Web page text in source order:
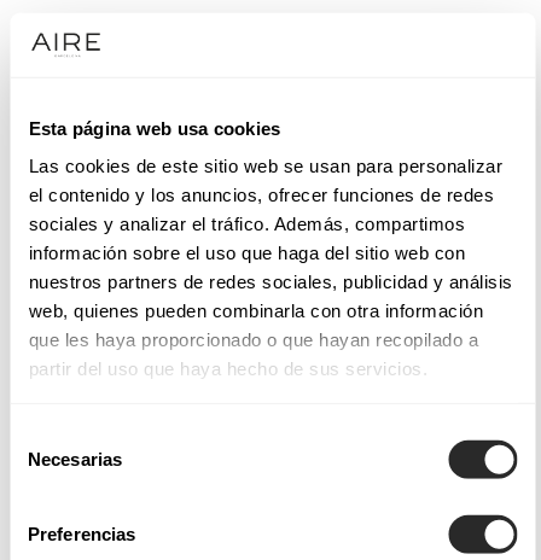
Esta página web usa cookies
Las cookies de este sitio web se usan para personalizar
el contenido y los anuncios, ofrecer funciones de redes
sociales y analizar el tráfico. Además, compartimos
información sobre el uso que haga del sitio web con
nuestros partners de redes sociales, publicidad y análisis
web, quienes pueden combinarla con otra información
que les haya proporcionado o que hayan recopilado a
partir del uso que haya hecho de sus servicios.
Necesarias
Preferencias
COMMENT PRENDRE RENDEZ-VOUS POUR ESSAYER
COMBIEN DE TEMPS À L'AVANCE DOIS-JE PRENDRE
MON PREMIER RENDEZ-VOUS?
DOIT-ON OBLIGATOIREMENT PRENDRE RENDEZ-
VOUS?
DOIS-JE APPORTER QUELQUE CHOSE LORS MON